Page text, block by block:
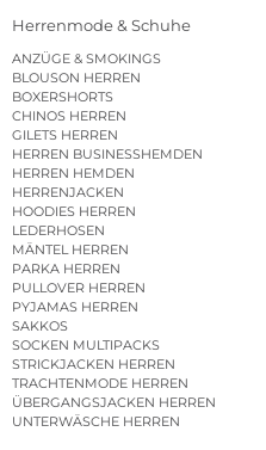
Herrenmode & Schuhe
ANZÜGE & SMOKINGS
BLOUSON HERREN
BOXERSHORTS
CHINOS HERREN
GILETS HERREN
HERREN BUSINESSHEMDEN
HERREN HEMDEN
HERRENJACKEN
HOODIES HERREN
LEDERHOSEN
MÄNTEL HERREN
PARKA HERREN
PULLOVER HERREN
PYJAMAS HERREN
SAKKOS
SOCKEN MULTIPACKS
STRICKJACKEN HERREN
TRACHTENMODE HERREN
ÜBERGANGSJACKEN HERREN
UNTERWÄSCHE HERREN